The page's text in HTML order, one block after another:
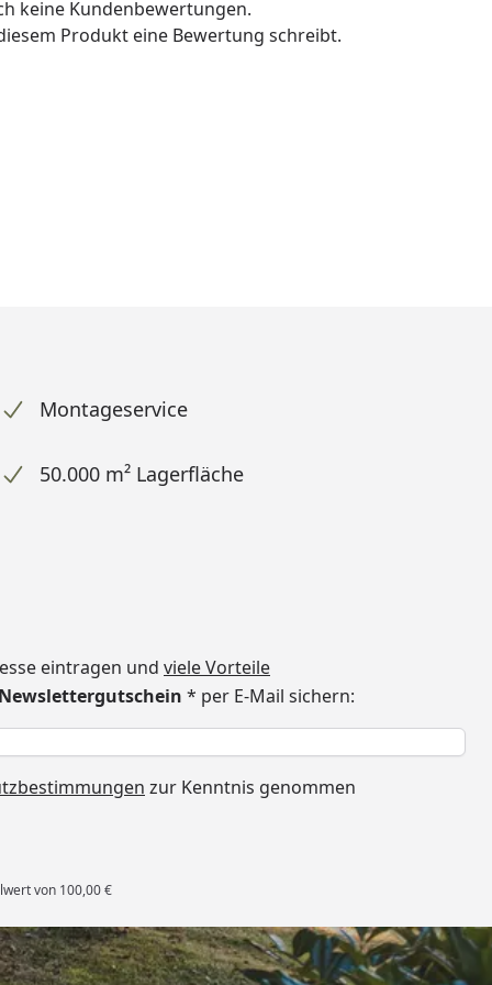
keine Kundenbewertungen.
Produkt eine Bewertung schreibt.
Montageservice
50.000 m² Lagerfläche
eintragen und viele Vorteile
* per E-Mail sichern:
zur Kenntnis genommen
von 100,00 €